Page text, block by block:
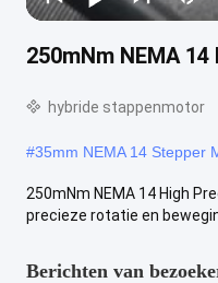
250mNm NEMA
hybride stappenmotor
#35mm NEMA 14 Stepper
250mNm NEMA 14 High
precieze rotatie en
Berichten van